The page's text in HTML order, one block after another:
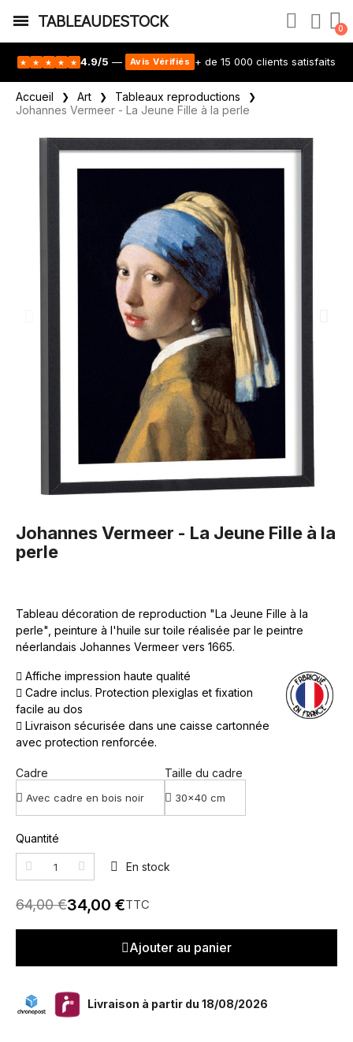
TABLEAUDESTOCK
★ ★ ★ ★ ★ 4.9/5 — Avis Vérifiés + de 15 000 clients satisfaits
Accueil Art
Tableaux reproductions
Johannes Vermeer - La Jeune Fille à la perle
Johannes Vermeer - La Jeune Fille à la
perle
Tableau décoration de reproduction "La Jeune Fille à la
perle", peinture à l'huile sur toile réalisée par le peintre
néerlandais Johannes Vermeer vers 1665.
Affiche impression haute qualité
Cadre inclus. Protection plexiglas et fixation
facile au dos
Livraison sécurisée dans une caisse cartonnée
avec protection renforcée.
Cadre Taille du cadre
Quantité
En stock
64,00 €34,00 €TTC
Ajouter au panier
Livraison à partir du 18/08/2026